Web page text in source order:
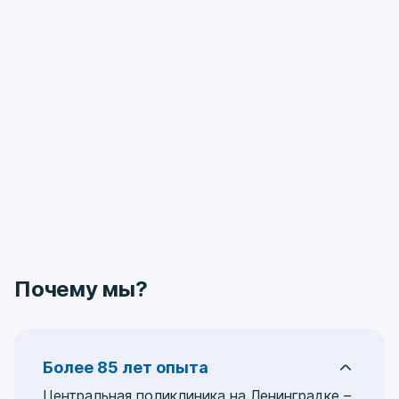
Почему мы?
Более 85 лет опыта
Центральная поликлиника на Ленинградке –